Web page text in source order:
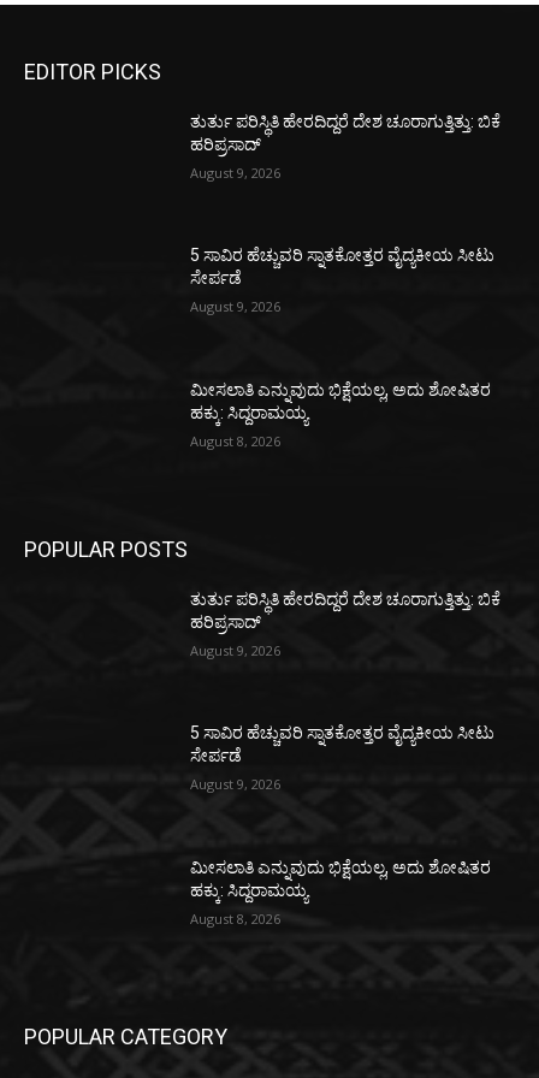
EDITOR PICKS
ತುರ್ತು ಪರಿಸ್ಥಿತಿ ಹೇರದಿದ್ದರೆ ದೇಶ ಚೂರಾಗುತ್ತಿತ್ತು: ಬಿಕೆ
ಹರಿಪ್ರಸಾದ್
August 9, 2026
5 ಸಾವಿರ ಹೆಚ್ಚುವರಿ ಸ್ನಾತಕೋತ್ತರ ವೈದ್ಯಕೀಯ ಸೀಟು
ಸೇರ್ಪಡೆ
August 9, 2026
ಮೀಸಲಾತಿ ಎನ್ನುವುದು ಭಿಕ್ಷೆಯಲ್ಲ, ಅದು ಶೋಷಿತರ
ಹಕ್ಕು: ಸಿದ್ದರಾಮಯ್ಯ
August 8, 2026
POPULAR POSTS
ತುರ್ತು ಪರಿಸ್ಥಿತಿ ಹೇರದಿದ್ದರೆ ದೇಶ ಚೂರಾಗುತ್ತಿತ್ತು: ಬಿಕೆ
ಹರಿಪ್ರಸಾದ್
August 9, 2026
5 ಸಾವಿರ ಹೆಚ್ಚುವರಿ ಸ್ನಾತಕೋತ್ತರ ವೈದ್ಯಕೀಯ ಸೀಟು
ಸೇರ್ಪಡೆ
August 9, 2026
ಮೀಸಲಾತಿ ಎನ್ನುವುದು ಭಿಕ್ಷೆಯಲ್ಲ, ಅದು ಶೋಷಿತರ
ಹಕ್ಕು: ಸಿದ್ದರಾಮಯ್ಯ
August 8, 2026
POPULAR CATEGORY